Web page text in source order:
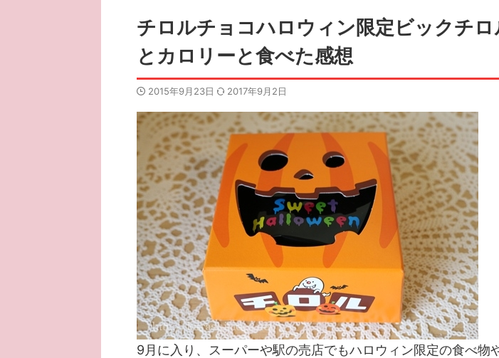
チロルチョコハロウィン限定ビックチロ
とカロリーと食べた感想
2015年9月23日 2017年9月2日
9月に入り、スーパーや駅の売店でもハロウィン限定の食べ物